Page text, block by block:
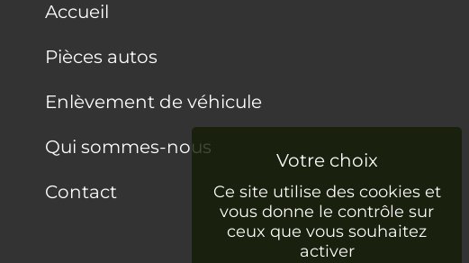
Accueil
Pièces autos
Enlèvement de véhicule
Qui sommes-nous
Contact
Ce site utilise des cookies et
vous donne le contrôle sur
ceux que vous souhaitez
activer